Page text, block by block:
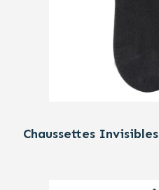
Chaussettes Invisibles